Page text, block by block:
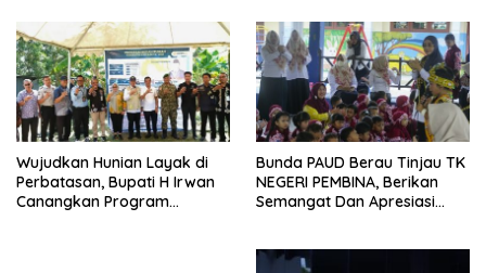
Wujudkan Hunian Layak di
Perbatasan, Bupati H Irwan
Canangkan Program
Bunda PAUD Berau Tinjau TK
NEGERI PEMBINA, Berikan
Semangat Dan Apresiasi